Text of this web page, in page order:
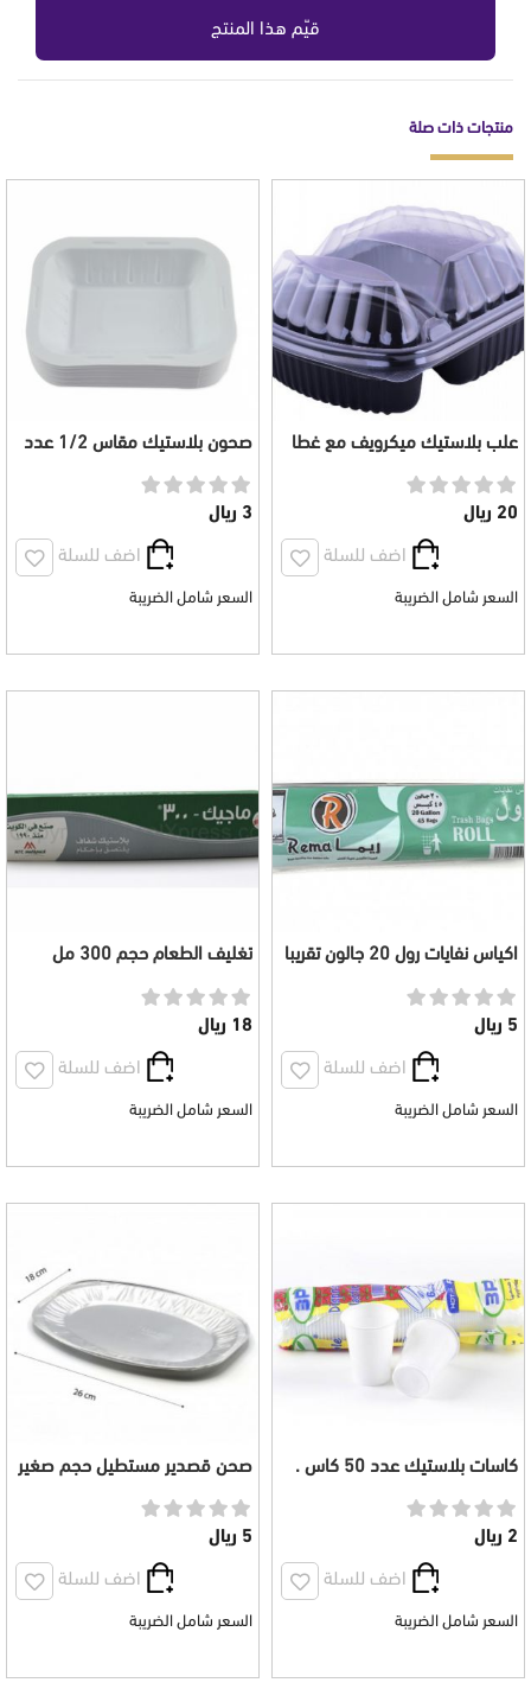
قيّم هذا المنتج
منتجات ذات صلة
علب بلاستيك ميكرويف مع غطا
20 ريال
اضف للسلة
السعر شامل الضريبة
صحون بلاستيك مقاس 1/2 عدد
3 ريال
اضف للسلة
السعر شامل الضريبة
اكياس نفايات رول 20 جالون تقريبا
5 ريال
اضف للسلة
السعر شامل الضريبة
تغليف الطعام حجم 300 مل
18 ريال
اضف للسلة
السعر شامل الضريبة
كاسات بلاستيك عدد 50 كاس .
2 ريال
اضف للسلة
السعر شامل الضريبة
صحن قصدير مستطيل حجم صغير
5 ريال
اضف للسلة
السعر شامل الضريبة